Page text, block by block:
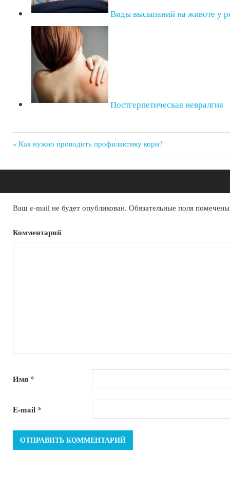
Виды высыпаний на животе у
Постгерпетическая невралгия
записям
Previous
Post:
Как нужно проводить профилактику кори?
Ваш e-mail не будет опубликован. Обязательные поля
Комментарий
Имя *
E-mail *